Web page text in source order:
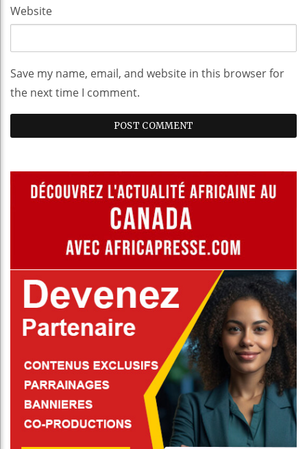
Website
Save my name, email, and website in this browser for
the next time I comment.